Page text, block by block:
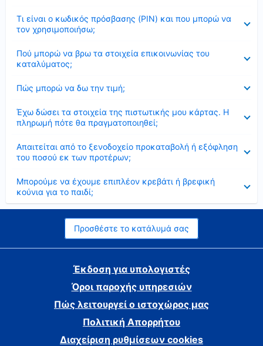
Τι είναι ο κωδικός πρόσβασης (PIN) και που μπορώ να
τον χρησιμοποιήσω;
Πού μπορώ να βρω τα στοιχεία επικοινωνίας του
καταλύματος;
Πώς μπορώ να δω την τιμή;
Έχω δώσει τα στοιχεία της πιστωτικής μου κάρτας. Η
πληρωμή πότε θα πραγματοποιηθεί;
Απαιτείται από το ξενοδοχείο προκαταβολή ή εξόφληση
του ποσού εκ των προτέρων;
Μπορούμε να έχουμε επιπλέον κρεβάτι ή βρεφική
κούνια για το παιδί;
Προσθέστε το κατάλυμά σας
Έκδοση για υπολογιστές
Όροι παροχής υπηρεσιών
Πώς λειτουργεί ο ιστοχώρος μας
Πολιτική Απορρήτου
Διαχείριση ρυθμίσεων cookies